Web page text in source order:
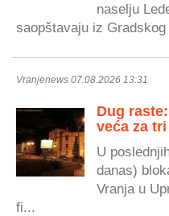
naselju
saopštavaju iz
Vranjenews 07.08.2026 13:31
Dug
veća za
U
danas)
Vranja u
fi...